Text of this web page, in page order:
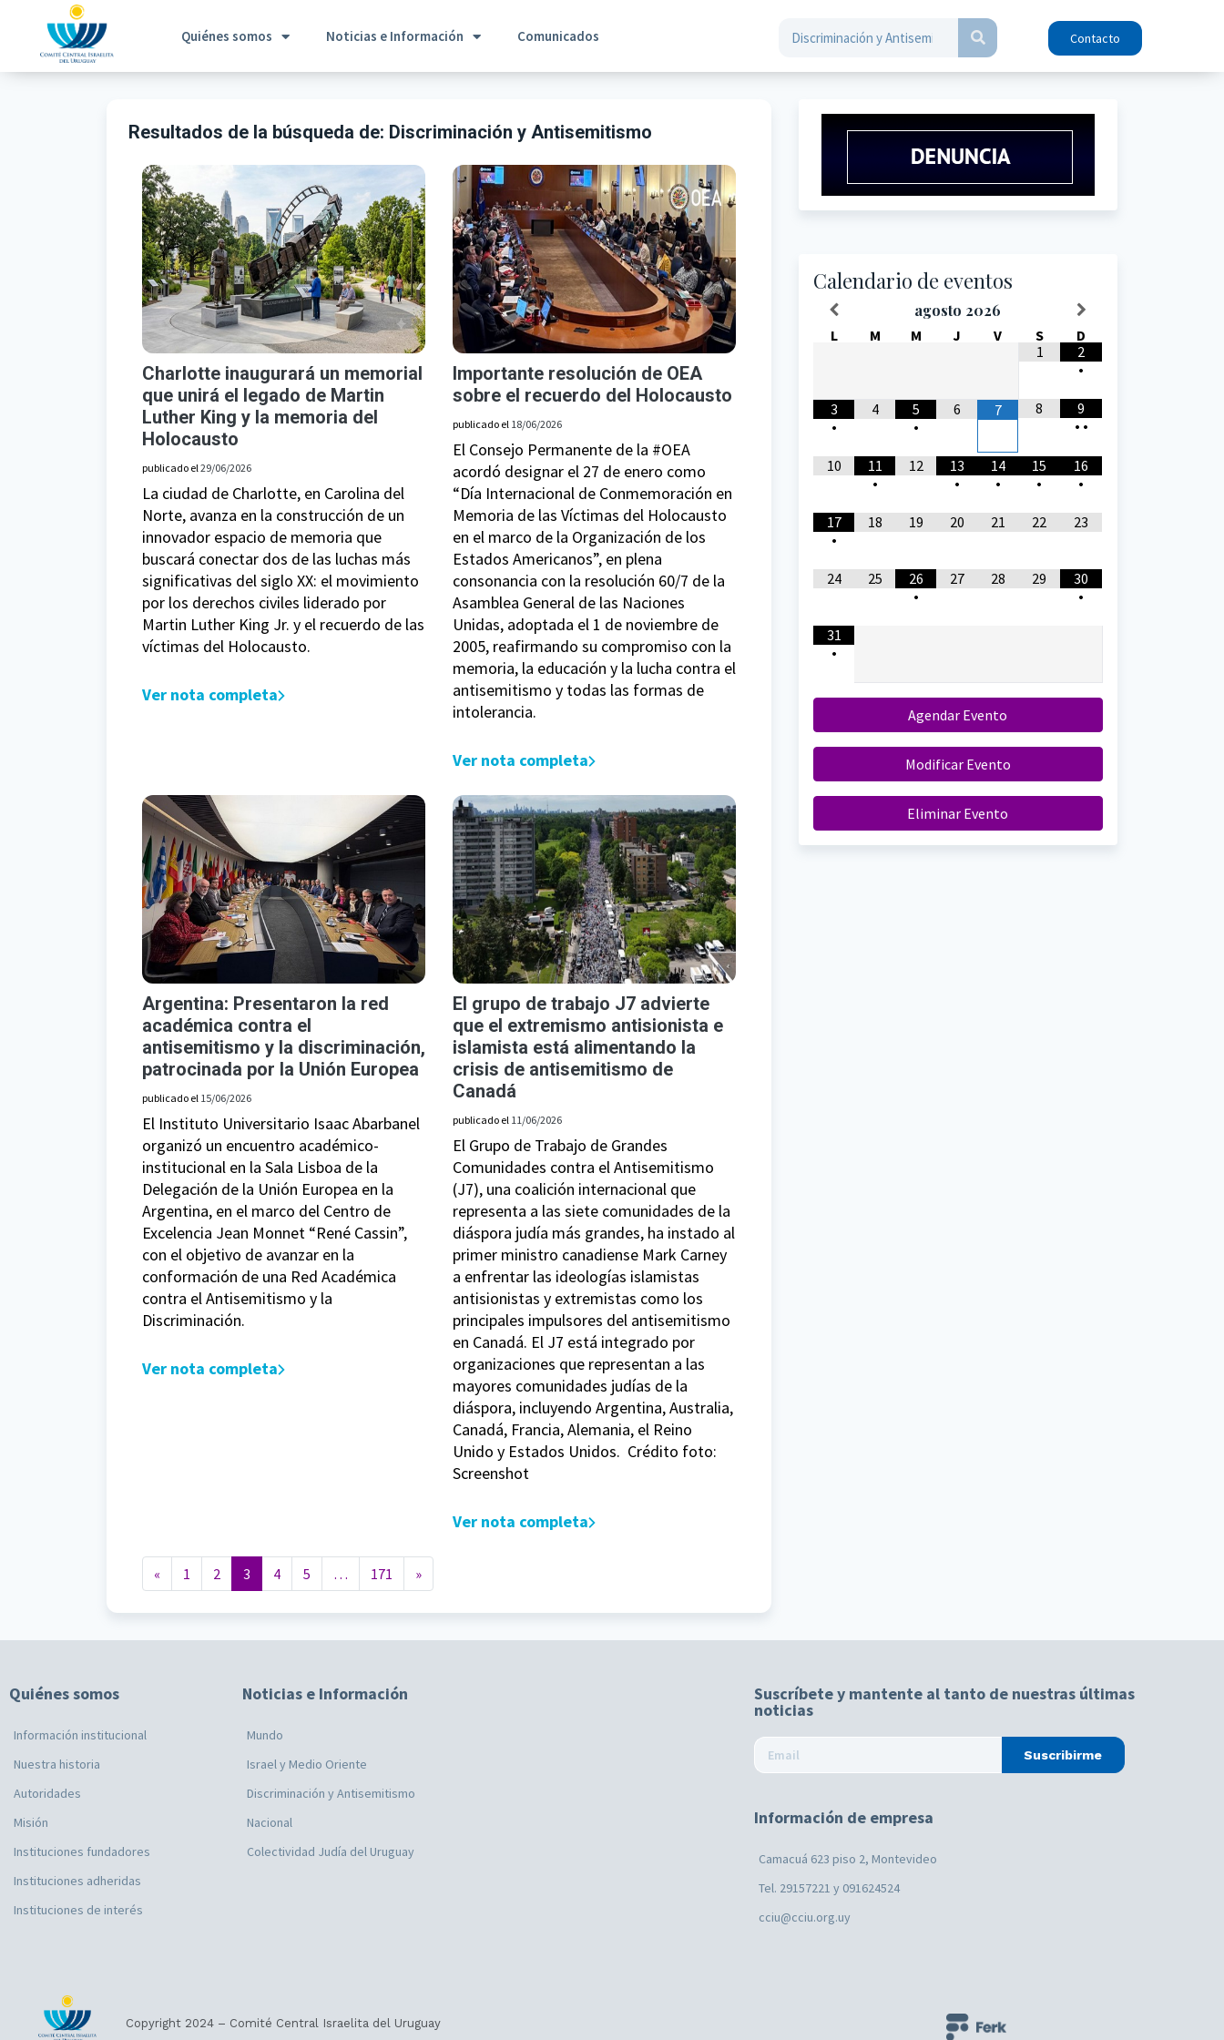
Quiénes somos Noticias e Información Comunicados Contacto
Resultados de la búsqueda de: Discriminación y Antisemitismo
Charlotte inaugurará un memorial
que unirá el legado de Martin
Luther King y la memoria del
Holocausto
publicado el29/06/2026
La ciudad de Charlotte, en Carolina del
Norte, avanza en la construcción de un
innovador espacio de memoria que
buscará conectar dos de las luchas más
significativas del siglo XX: el movimiento
por los derechos civiles liderado por
Martin Luther King Jr. y el recuerdo de las
víctimas del Holocausto.
Ver nota completa
Importante resolución de OEA
sobre el recuerdo del Holocausto
publicado el 18/06/2026
El Consejo Permanente de la #OEA
acordó designar el 27 de enero como
“Día Internacional de Conmemoración en
Memoria de las Víctimas del Holocausto
en el marco de la Organización de los
Estados Americanos”, en plena
consonancia con la resolución 60/7 de la
Asamblea General de las Naciones
Unidas, adoptada el 1 de noviembre de
2005, reafirmando su compromiso con la
memoria, la educación y la lucha contra el
antisemitismo y todas las formas de
intolerancia.
Ver nota completa
Argentina: Presentaron la red
académica contra el
antisemitismo y la discriminación,
patrocinada por la Unión Europea
publicado el 15/06/2026
El Instituto Universitario Isaac Abarbanel
organizó un encuentro académico-
institucional en la Sala Lisboa de la
Delegación de la Unión Europea en la
Argentina, en el marco del Centro de
Excelencia Jean Monnet “René Cassin”,
con el objetivo de avanzar en la
conformación de una Red Académica
contra el Antisemitismo y la
Discriminación.
Ver nota completa
El grupo de trabajo J7 advierte
que el extremismo antisionista e
islamista está alimentando la
crisis de antisemitismo de
Canadá
publicado el 11/06/2026
El Grupo de Trabajo de Grandes
Comunidades contra el Antisemitismo
(J7), una coalición internacional que
representa a las siete comunidades de la
diáspora judía más grandes, ha instado al
primer ministro canadiense Mark Carney
a enfrentar las ideologías islamistas
antisionistas y extremistas como los
principales impulsores del antisemitismo
en Canadá. El J7 está integrado por
organizaciones que representan a las
mayores comunidades judías de la
diáspora, incluyendo Argentina, Australia,
Canadá, Francia, Alemania, el Reino
Unido y Estados Unidos. Crédito foto:
Screenshot
Ver nota completa
Navegación de entradas
« 1 2 3 4 5 … 171 »
Calendario de eventos
agosto 2026
L M M J V S
D
1
2
•
3
•
4
5
•
6 7 8
9
• •
10
11
•
12
13
•
14
•
15
•
16
•
17
•
18 19 20 21 22 23
24 25
26
•
27 28 29
30
•
31
•
Agendar Evento
Modificar Evento
Eliminar Evento
Quiénes somos
Información institucional
Nuestra historia
Autoridades
Misión
Instituciones fundadores
Instituciones adheridas
Instituciones de interés
Noticias e Información
Mundo
Israel y Medio Oriente
Discriminación y Antisemitismo
Nacional
Colectividad Judía del Uruguay
Suscríbete y mantente al tanto de nuestras últimas
noticias
Suscribirme
Información de empresa
Camacuá 623 piso 2, Montevideo
Tel. 29157221 y 091624524
cciu@cciu.org.uy
Copyright 2024 – Comité Central Israelita del Uruguay